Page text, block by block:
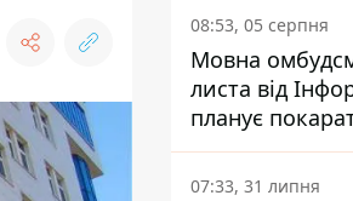
08:53, 05 серпня
Мовна
листа від
планує
підрядника
07:33, 31 липня